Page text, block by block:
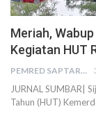
Meriah,
Kegiatan HUT
PEMRED SAPTARIUS
JURNAL SUMBAR|
Tahun (HUT)